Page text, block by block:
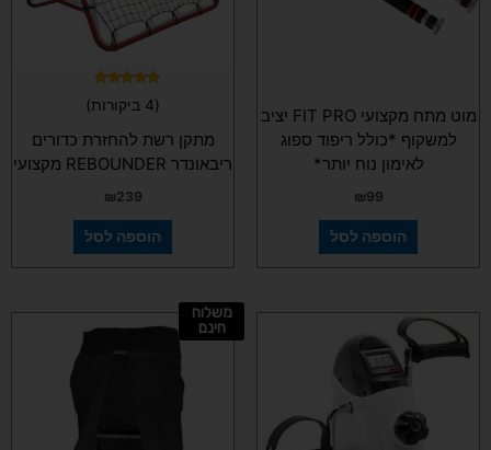
מוט מתח מקצועי FIT PRO יציב
למשקוף *כולל ריפוד ספוג
לאימון נוח יותר*
₪99
הוספה לסל
5.00
(4 ביקורות)
מתקן רשת להחזרת כדורים
ריבאונדר REBOUNDER מקצועי
₪239
הוספה לסל
משלוח
חינם
למוצר